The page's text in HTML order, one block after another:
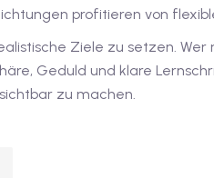
profitieren von
Ziele zu setzen.
Geduld und klare
zu machen.